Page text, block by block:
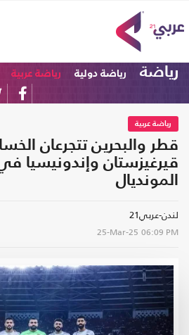
رياضة رياضة دولية رياضة عربية
رياضة عربية
قطر والبحرين تتجرعان
قيرغيزستان وإندونيسيا
المونديال
لندن-عربي21
25-Mar-25 06:09 PM